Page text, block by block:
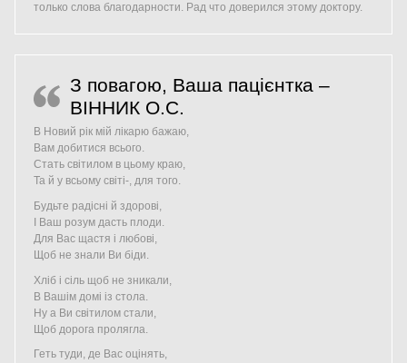
только слова благодарности. Рад что доверился этому доктору.
З повагою, Ваша пацієнтка –
ВІННИК О.С.
В Новий рік мій лікарю бажаю,
Вам добитися всього.
Стать світилом в цьому краю,
Та й у всьому світі-, для того.
Будьте радісні й здорові,
І Ваш розум дасть плоди.
Для Вас щастя і любові,
Щоб не знали Ви біди.
Хліб і сіль щоб не зникали,
В Вашім домі із стола.
Ну а Ви світилом стали,
Щоб дорога пролягла.
Геть туди, де Вас оцінять,